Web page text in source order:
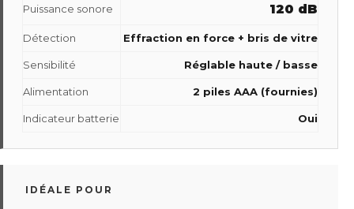
Puissance sonore 120 dB
Détection Effraction en force + bris de vitre
Sensibilité Réglable haute / basse
Alimentation 2 piles AAA (fournies)
Indicateur batterie Oui
IDÉALE POUR